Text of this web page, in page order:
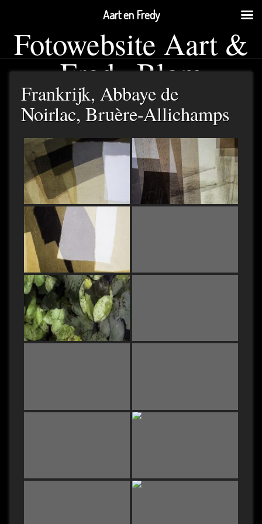
Fotowebsite Aart &
Fredy Blom
Frankrijk, Abbaye de
Noirlac, Bruère-Allichamps
Aart en Fredy